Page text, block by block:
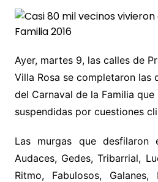
Ayer, martes 9, las calles de
Villa Rosa se completaron las
del Carnaval de la Familia que
suspendidas por cuestiones
Las murgas que desfilaron
Audaces, Gedes, Tribarrial,
Ritmo, Fabulosos,